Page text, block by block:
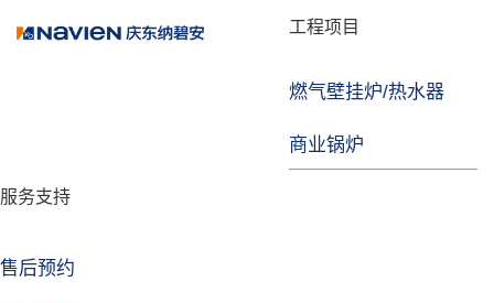
工程项目
燃气壁挂炉/热水器
商业锅炉
服务支持
售后预约
品牌故事
技术实力
企业动态